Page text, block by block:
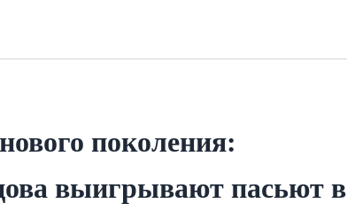
поколения:
выигрывают пасьют в